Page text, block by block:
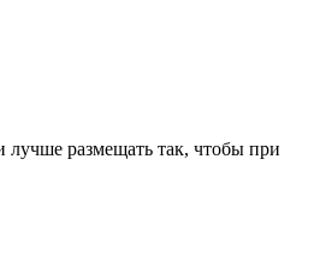
размещать так, чтобы при